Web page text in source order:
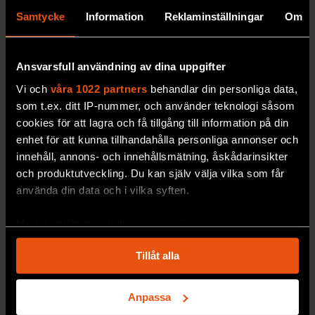
Samtycke Information Reklaminställningar Om
Ansvarsfull användning av dina uppgifter
Vi och våra 1022 partners behandlar din personliga data,
som t.ex. ditt IP-nummer, och använder teknologi såsom
cookies för att lagra och få tillgång till information på din
enhet för att kunna tillhandahålla personliga annonser och
innehåll, annons- och innehållsmätning, åskådarinsikter
och produktutveckling. Du kan själv välja vilka som får
använda din data och i vilka syften.
Med din tillåtelse skulle vi även vilja:
som kan ha en noggrannhet på upp till flera meter
Identifiera din enhet genom att aktivt skanna den
för specifika kännetecken (fingeravtryck)
Tillåt alla
Anpassa
Granbarkborren gör skogen
varmare
grader – men det finns sätt att dämpa effekten
av granbarkborren.